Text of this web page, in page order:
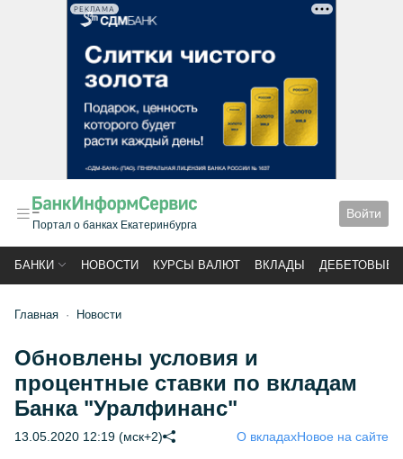
РЕКЛАМА
Портал о банках Екатеринбурга
Войти
БАНКИ НОВОСТИ КУРСЫ ВАЛЮТ ВКЛАДЫ ДЕБЕТОВЫЕ
Главная Новости
Обновлены условия и
процентные ставки по вкладам
Банка "Уралфинанс"
13.05.2020 12:19 (мск+2) О вкладахНовое на сайте